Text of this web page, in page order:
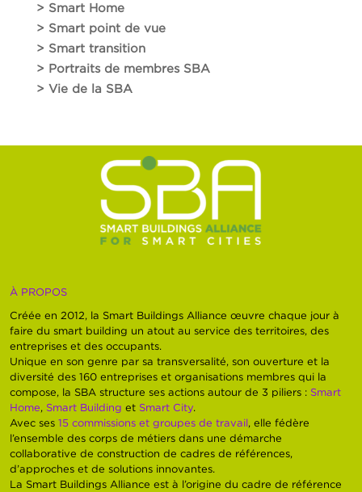
> Smart Home
> Smart point de vue
> Smart transition
> Portraits de membres SBA
> Vie de la SBA
À PROPOS
Créée en 2012, la Smart Buildings Alliance œuvre chaque jour à
faire du smart building un atout au service des territoires, des
entreprises et des occupants.
Unique en son genre par sa transversalité, son ouverture et la
diversité des 160 entreprises et organisations membres qui la
compose, la SBA structure ses actions autour de 3 piliers : Smart
Home, Smart Building et Smart City.
Avec ses15 commissions et groupes de travail, elle fédère
l’ensemble des corps de métiers dans une démarche
collaborative de construction de cadres de références,
d’approches et de solutions innovantes.
La Smart Buildings Alliance est à l’origine du cadre de référence